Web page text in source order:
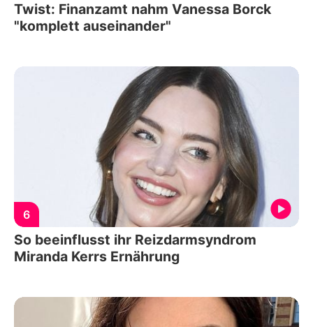
Twist: Finanzamt nahm Vanessa Borck
"komplett auseinander"
6
So beeinflusst ihr Reizdarmsyndrom
Miranda Kerrs Ernährung